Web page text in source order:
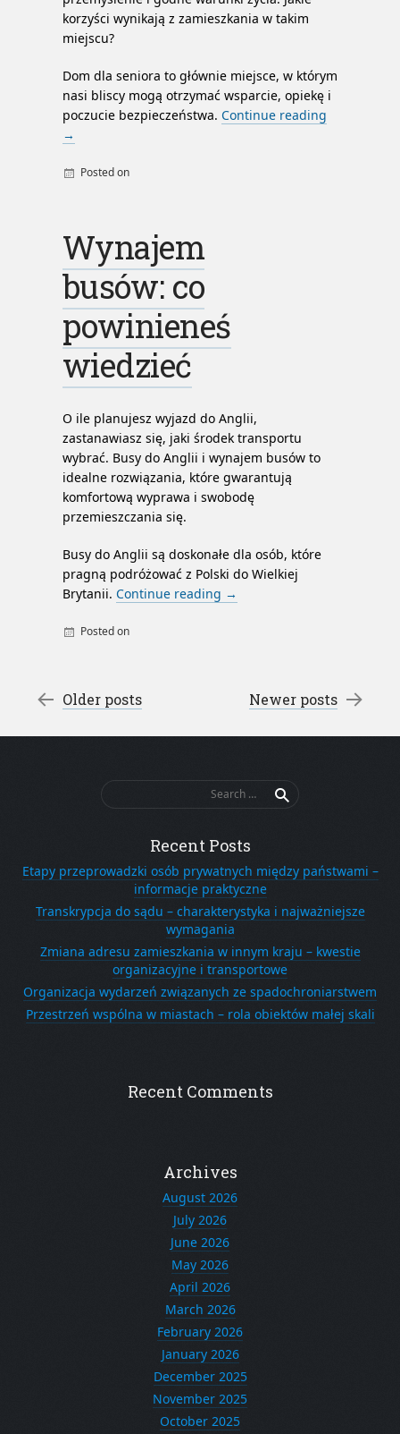
korzyści wynikają z zamieszkania w takim
miejscu?
Dom dla seniora to głównie miejsce, w którym
nasi bliscy mogą otrzymać wsparcie, opiekę i
poczucie bezpieczeństwa. Continue reading
→
Posted on
Wynajem
busów: co
powinieneś
wiedzieć
O ile planujesz wyjazd do Anglii,
zastanawiasz się, jaki środek transportu
wybrać. Busy do Anglii i wynajem busów to
idealne rozwiązania, które gwarantują
komfortową wyprawa i swobodę
przemieszczania się.
Busy do Anglii są doskonałe dla osób, które
pragną podróżować z Polski do Wielkiej
Brytanii. Continue reading →
Posted on
Post navigation
←
Older posts Newer posts →
Search
for:
Recent Posts
Etapy przeprowadzki osób prywatnych między państwami –
informacje praktyczne
Transkrypcja do sądu – charakterystyka i najważniejsze
wymagania
Zmiana adresu zamieszkania w innym kraju – kwestie
organizacyjne i transportowe
Organizacja wydarzeń związanych ze spadochroniarstwem
Przestrzeń wspólna w miastach – rola obiektów małej skali
Recent Comments
Archives
August 2026
July 2026
June 2026
May 2026
April 2026
March 2026
February 2026
January 2026
December 2025
November 2025
October 2025